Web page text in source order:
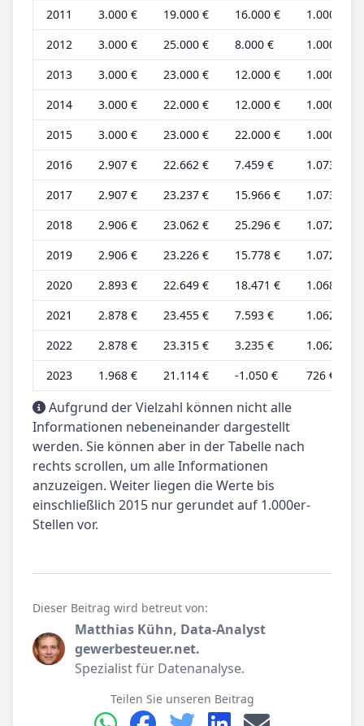
2011
3.000 € 19.000 € 16.000 €
1.000 €
2012
3.000 € 25.000 € 8.000 €
1.000 €
2013
3.000 € 23.000 € 12.000 €
1.000 €
2014
3.000 € 22.000 € 12.000 €
1.000 €
2015
3.000 € 23.000 € 22.000 €
1.000 €
2016
2.907 € 22.662 € 7.459 €
1.073 €
2017
2.907 € 23.237 € 15.966 €
1.073 €
2018
2.906 € 23.062 € 25.296 €
1.072 €
2019
2.906 € 23.226 € 15.778 €
1.072 €
2020
2.893 € 22.649 € 18.471 €
1.068 €
2021
2.878 € 23.455 € 7.593 €
1.062 €
2022
2.878 € 23.315 € 3.235 €
1.062 €
2023
1.968 € 21.114 € -1.050 € 726 €
Aufgrund der Vielzahl können nicht alle
Informationen nebeneinander dargestellt
werden. Sie können aber in der Tabelle nach
rechts scrollen, um alle Informationen
anzuzeigen. Weiter liegen die Werte bis
einschließlich 2015 nur gerundet auf 1.000er-
Stellen vor.
Dieser Beitrag wird betreut von:
Matthias Kühn, Data-Analyst
gewerbesteuer.net.
Spezialist für Datenanalyse.
Teilen Sie unseren Beitrag